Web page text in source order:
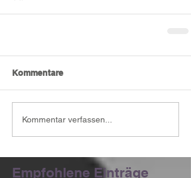
Kommentare
Kommentar verfassen...
Empfohlene Einträge